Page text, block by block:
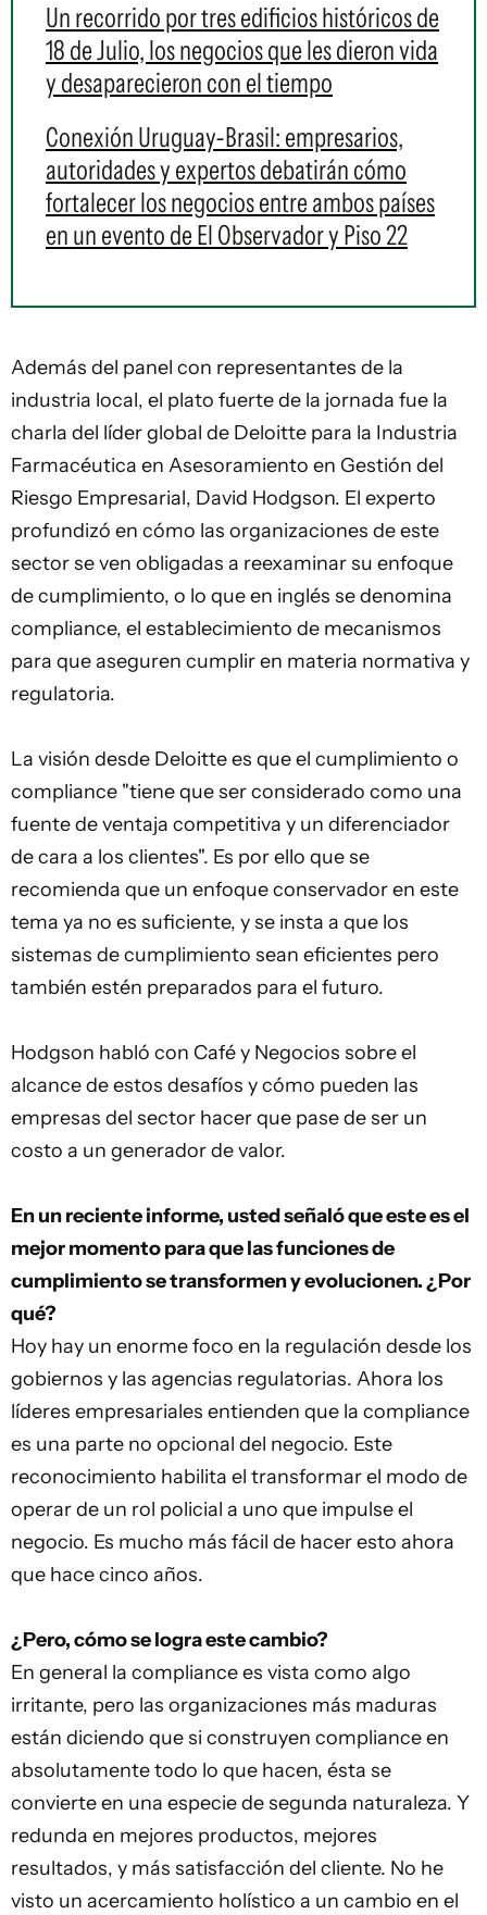
Un recorrido por tres edificios históricos de
18 de Julio, los negocios que les dieron vida
y desaparecieron con el tiempo
Conexión Uruguay-Brasil: empresarios,
autoridades y expertos debatirán cómo
fortalecer los negocios entre ambos países
en un evento de El Observador y Piso 22
Además del panel con representantes de la
industria local, el plato fuerte de la jornada fue la
charla del líder global de Deloitte para la Industria
Farmacéutica en Asesoramiento en Gestión del
Riesgo Empresarial, David Hodgson. El experto
profundizó en cómo las organizaciones de este
sector se ven obligadas a reexaminar su enfoque
de cumplimiento, o lo que en inglés se denomina
compliance, el establecimiento de mecanismos
para que aseguren cumplir en materia normativa y
regulatoria.
La visión desde Deloitte es que el cumplimiento o
compliance "tiene que ser considerado como una
fuente de ventaja competitiva y un diferenciador
de cara a los clientes". Es por ello que se
recomienda que un enfoque conservador en este
tema ya no es suficiente, y se insta a que los
sistemas de cumplimiento sean eficientes pero
también estén preparados para el futuro.
Hodgson habló con Café y Negocios sobre el
alcance de estos desafíos y cómo pueden las
empresas del sector hacer que pase de ser un
costo a un generador de valor.
En un reciente informe, usted señaló que este es el
mejor momento para que las funciones de
cumplimiento se transformen y evolucionen. ¿Por
qué?
Hoy hay un enorme foco en la regulación desde los
gobiernos y las agencias regulatorias. Ahora los
líderes empresariales entienden que la compliance
es una parte no opcional del negocio. Este
reconocimiento habilita el transformar el modo de
operar de un rol policial a uno que impulse el
negocio. Es mucho más fácil de hacer esto ahora
que hace cinco años.
¿Pero, cómo se logra este cambio?
En general la compliance es vista como algo
irritante, pero las organizaciones más maduras
están diciendo que si construyen compliance en
absolutamente todo lo que hacen, ésta se
convierte en una especie de segunda naturaleza. Y
redunda en mejores productos, mejores
resultados, y más satisfacción del cliente. No he
visto un acercamiento holístico a un cambio en el